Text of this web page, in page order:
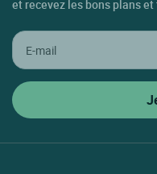
et recevez les bons plans